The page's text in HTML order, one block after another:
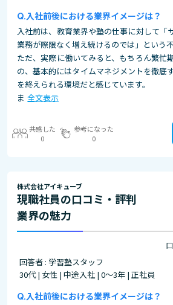
入社前後における業界イメージは？
入社前は、教育業界や塾の仕事に対して「
業務が際限なく増え続けるのでは」という
ただ、実際に働いてみると、もちろん繁忙
の、基本的にはタイムマネジメントを徹底
を終えられる環境だと感じています。
ま 全文表示
共感した
0
参考になった
0
株式会社アイキューブ
現職社員の口コミ・評判
業界の魅力
回答者 : 学習塾スタッフ
30代 | 女性 | 中途入社 | 0～3年 | 正社員
入社前後における業界イメージは？